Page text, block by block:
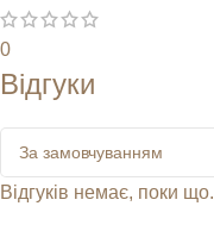
0
Відгуки
Відгуків немає, поки що.